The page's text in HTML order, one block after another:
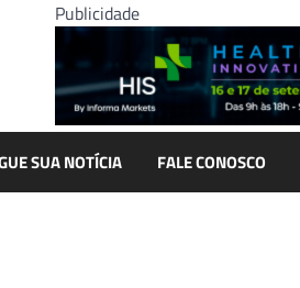
Publicidade
SUA NOTÍCIA FALE CONOSCO